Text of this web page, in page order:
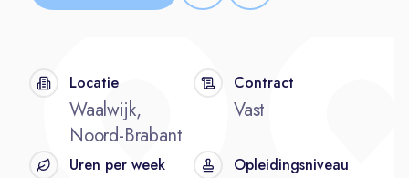
Locatie
Waalwijk,
Noord-Brabant
Contract
Vast
Uren per week Opleidingsniveau